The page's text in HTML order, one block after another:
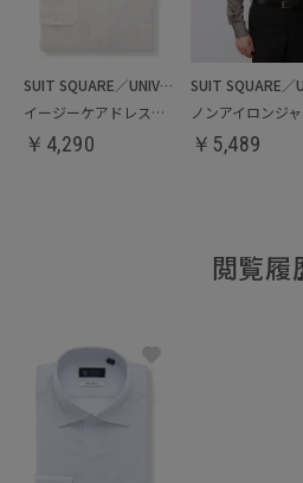
SUIT SQUARE／UNIVERSAL LANGUAGE
イージーケアドレスシャツ／ビッグサイズ
￥ 4,290 ￥ 5,489
閲覧履